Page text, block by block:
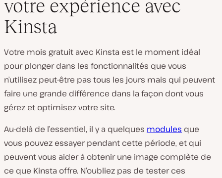
votre expérience avec
Kinsta
Votre mois gratuit avec Kinsta est le moment idéal
pour plonger dans les fonctionnalités que vous
n’utilisez peut-être pas tous les jours mais qui peuvent
faire une grande différence dans la façon dont vous
gérez et optimisez votre site.
Au-delà de l’essentiel, il y a quelques modules que
vous pouvez essayer pendant cette période, et qui
peuvent vous aider à obtenir une image complète de
ce que Kinsta offre. N’oubliez pas de tester ces